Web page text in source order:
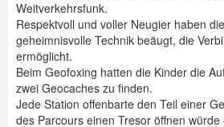
Weitverkehrsfunk.
Respektvoll und voller Neugier haben
geheimnisvolle Technik beäugt, die
ermöglicht.
Beim Geofoxing hatten die Kinder die
zwei Geocaches zu finden.
Jede Station offenbarte den Teil einer
des Parcours einen Tresor öffnen